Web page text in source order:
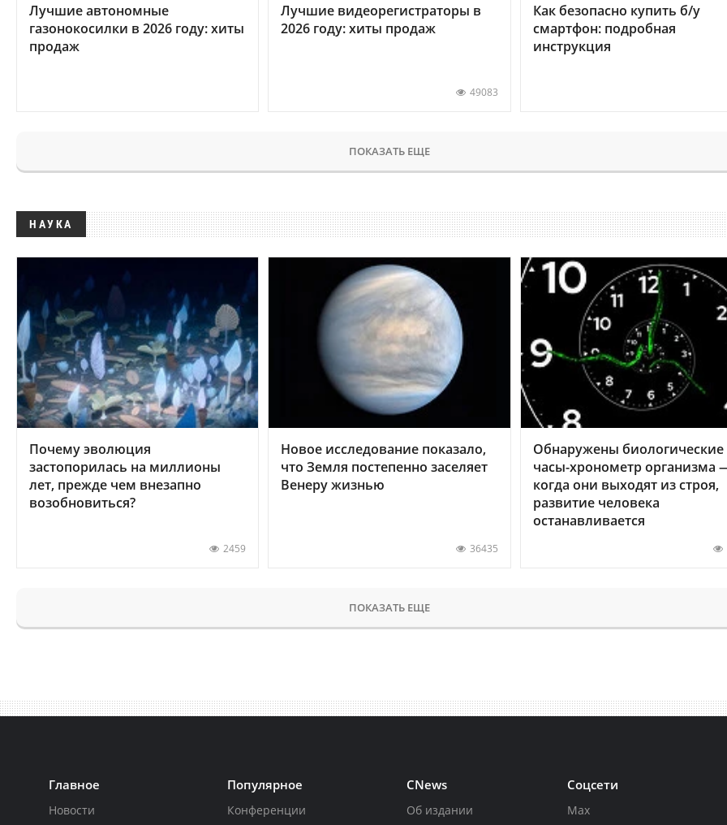
Лучшие автономные
газонокосилки в 2026 году: хиты
продаж
Лучшие видеорегистраторы в
2026 году: хиты продаж
49083
Как безопасно купить б/у
смартфон: подробная
инструкция
ПОКАЗАТЬ ЕЩЕ
НАУКА
Почему эволюция
застопорилась на миллионы
лет, прежде чем внезапно
возобновиться?
2459
Новое исследование показало,
что Земля постепенно заселяет
Венеру жизнью
36435
Обнаружены биологические
часы-хронометр организма
когда они выходят из строя,
развитие человека
останавливается
ПОКАЗАТЬ ЕЩЕ
Главное
Новости
Популярное
Конференции
CNews
Об издании
Соцсети
Max